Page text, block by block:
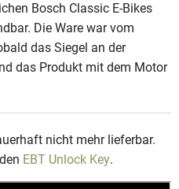
Bosch Classic E-Bikes
Die Ware war vom
das Siegel an der
das Produkt mit dem Motor
nicht mehr lieferbar.
EBT Unlock Key.